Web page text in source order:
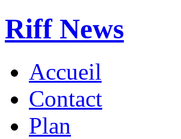
Riff News
Accueil
Contact
Plan